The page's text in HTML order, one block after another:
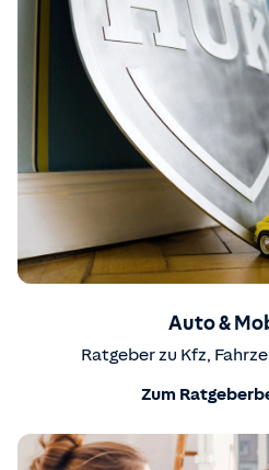
Auto &
Ratgeber zu Kfz,
Zum